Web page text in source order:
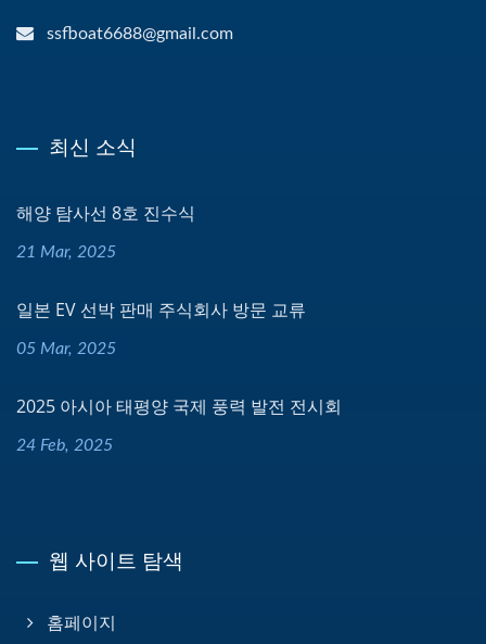
ssfboat6688@gmail.com
최신 소식
해양 탐사선 8호 진수식
21 Mar, 2025
일본 EV 선박 판매 주식회사 방문 교류
05 Mar, 2025
2025 아시아 태평양 국제 풍력 발전 전시회
24 Feb, 2025
웹 사이트 탐색
홈페이지